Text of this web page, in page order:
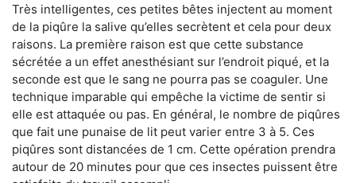
Très intelligentes, ces petites bêtes injectent au moment
de la piqûre la salive qu’elles secrètent et cela pour deux
raisons. La première raison est que cette substance
sécrétée a un effet anesthésiant sur l’endroit piqué, et la
seconde est que le sang ne pourra pas se coaguler. Une
technique imparable qui empêche la victime de sentir si
elle est attaquée ou pas. En général, le nombre de piqûres
que fait une punaise de lit peut varier entre 3 à 5. Ces
piqûres sont distancées de 1 cm. Cette opération prendra
autour de 20 minutes pour que ces insectes puissent être